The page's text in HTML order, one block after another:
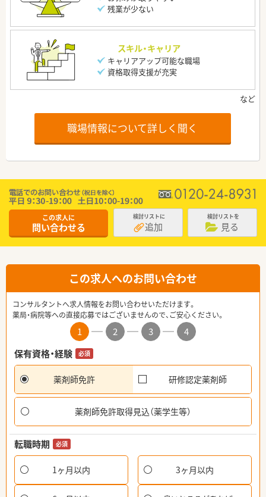
残業が少ない
スキル・キャリア
キャリアアップ可能な職場
資格取得支援が充実
職場情報について詳しく聞く
この求人に
問い合わせる
検討リストに
追加
検討リストを
見る
この求人へのお問い合わせ
コンサルタントへ求人情報をお問い合わせいただけます。
薬局・病院等への直接応募ではございませんので、ご安心ください。
1 2 3
4
保有資格・経験
必須
薬剤師免許 研修認定薬剤師
薬剤師免許取得見込（薬学生等）
転職時期 必須
1ヶ月以内 3ヶ月以内